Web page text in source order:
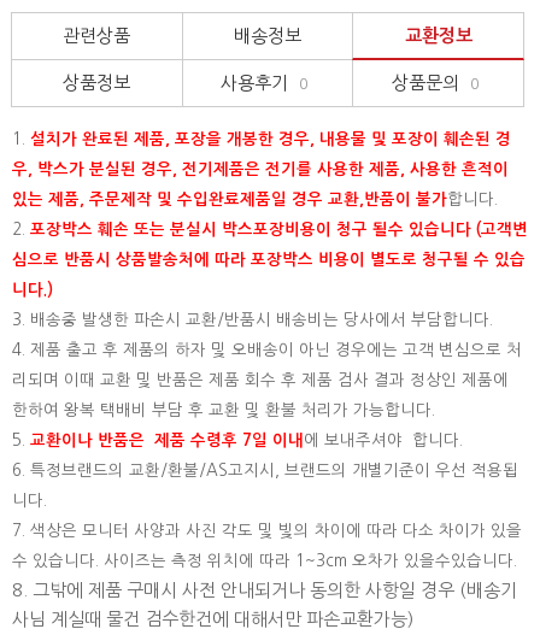
관련상품 배송정보 교환정보
상품정보 사용후기 0 상품문의 0
1. 설치가 완료된 제품, 포장을 개봉한 경우, 내용물 및 포장이 훼손된 경
우, 박스가 분실된 경우, 전기제품은 전기를 사용한 제품, 사용한 흔적이
있는 제품, 주문제작 및 수입완료제품일 경우 교환,반품이 불가합니다.
2. 포장박스 훼손 또는 분실시 박스포장비용이 청구 될수 있습니다 (고객변
심으로 반품시 상품발송처에 따라 포장박스 비용이 별도로 청구될 수 있습
니다.)
3. 배송중 발생한 파손시 교환/반품시 배송비는 당사에서 부담합니다.
4. 제품 출고 후 제품의 하자 및 오배송이 아닌 경우에는 고객 변심으로 처
리되며 이때 교환 및 반품은 제품 회수 후 제품 검사 결과 정상인 제품에
한하여 왕복 택배비 부담 후 교환 및 환불 처리가 가능합니다.
5. 교환이나 반품은 제품 수령후 7일 이내 에 보내주셔야 합니다.
6. 특정브랜드의 교환/환불/AS고지시, 브랜드의 개별기준이 우선 적용됩
니다.
7. 색상은 모니터 사양과 사진 각도 및 빛의 차이에 따라 다소 차이가 있을
수 있습니다. 사이즈는 측정 위치에 따라 1~3cm 오차가 있을수있습니다.
8. 그밖에 제품 구매시 사전 안내되거나 동의한 사항일 경우 (배송기
사님 계실때 물건 검수한건에 대해서만 파손교환가능)